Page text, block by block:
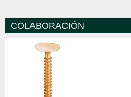
COLABORACIÓN